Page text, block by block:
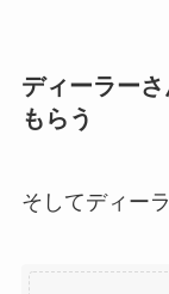
ディーラー
もらう
そしてディー